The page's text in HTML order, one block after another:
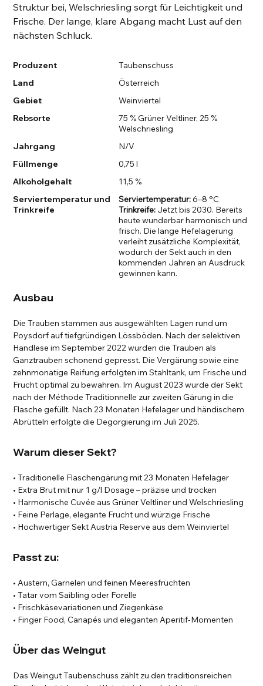
Struktur bei, Welschriesling sorgt für Leichtigkeit und
Frische. Der lange, klare Abgang macht Lust auf den
nächsten Schluck.
Produzent
Taubenschuss
Land
Österreich
Gebiet
Weinviertel
Rebsorte
75 % Grüner Veltliner, 25 %
Welschriesling
Jahrgang
N/V
Füllmenge
0,75 l
Alkoholgehalt
11,5 %
Serviertemperatur und
Trinkreife
Serviertemperatur:6–8 °C
Trinkreife:Jetzt bis 2030. Bereits
heute wunderbar harmonisch und
frisch. Die lange Hefelagerung
verleiht zusätzliche Komplexität,
wodurch der Sekt auch in den
kommenden Jahren an Ausdruck
gewinnen kann.
Ausbau
Die Trauben stammen aus ausgewählten Lagen rund um
Poysdorf auf tiefgründigen Lössböden. Nach der selektiven
Handlese im September 2022 wurden die Trauben als
Ganztrauben schonend gepresst. Die Vergärung sowie eine
zehnmonatige Reifung erfolgten im Stahltank, um Frische und
Frucht optimal zu bewahren. Im August 2023 wurde der Sekt
nach der Méthode Traditionnelle zur zweiten Gärung in die
Flasche gefüllt. Nach 23 Monaten Hefelager und händischem
Abrütteln erfolgte die Degorgierung im Juli 2025.
Warum dieser Sekt?
• Traditionelle Flaschengärung mit 23 Monaten Hefelager
• Extra Brut mit nur 1 g/l Dosage – präzise und trocken
• Harmonische Cuvée aus Grüner Veltliner und Welschriesling
• Feine Perlage, elegante Frucht und würzige Frische
• Hochwertiger Sekt Austria Reserve aus dem Weinviertel
Passt zu:
• Austern, Garnelen und feinen Meeresfrüchten
• Tatar vom Saibling oder Forelle
• Frischkäsevariationen und Ziegenkäse
• Finger Food, Canapés und eleganten Aperitif-Momenten
Über das Weingut
Das Weingut Taubenschuss zählt zu den traditionsreichen